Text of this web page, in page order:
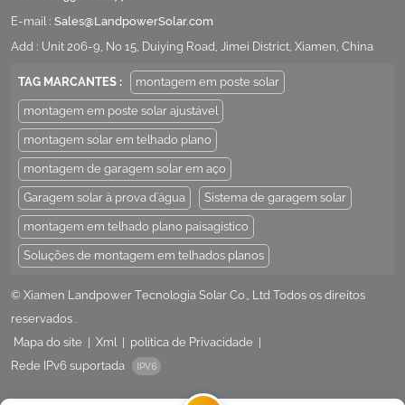
E-mail : Sales@LandpowerSolar.com
Add : Unit 206-9, No 15, Duiying Road, Jimei District, Xiamen, China
TAG MARCANTES : montagem em poste solar
montagem em poste solar ajustável
montagem solar em telhado plano
montagem de garagem solar em aço
Garagem solar à prova d'água Sistema de garagem solar
montagem em telhado plano paisagístico
Soluções de montagem em telhados planos
© Xiamen Landpower Tecnologia Solar Co., Ltd Todos os direitos
reservados .
Mapa do site
Xml política de Privacidade
Rede IPv6 suportada